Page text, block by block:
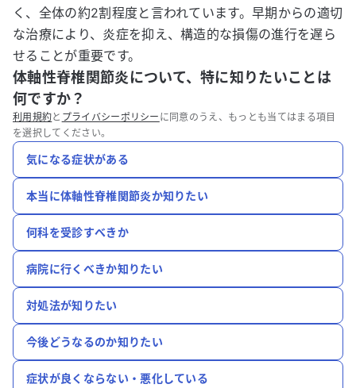
く、全体の約2割程度と言われています。早期からの適切
な治療により、炎症を抑え、構造的な損傷の進行を遅ら
せることが重要です。
体軸性脊椎関節炎について、特に知りたいことは
何ですか？
利用規約と プライバシーポリシー に同意のうえ、もっとも当てはまる項目
を選択してください。
気になる症状がある
本当に体軸性脊椎関節炎か知りたい
何科を受診すべきか
病院に行くべきか知りたい
対処法が知りたい
今後どうなるのか知りたい
症状が良くならない・悪化している